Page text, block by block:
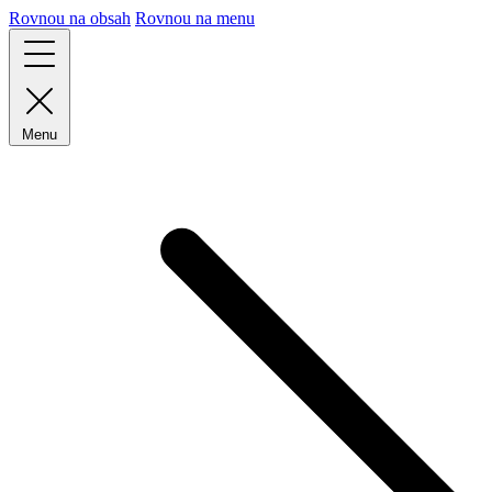
Rovnou na obsah Rovnou na menu
Menu